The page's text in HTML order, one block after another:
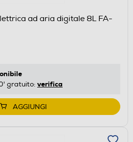
ad aria digitale 8L FA-
gratuito: verifica
AGGIUNGI